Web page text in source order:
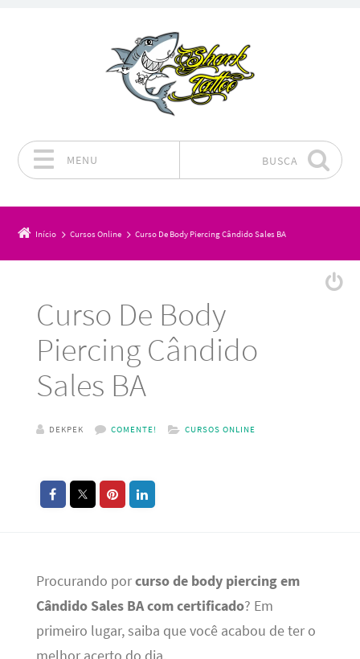
MENU BUSCA
Início Cursos Online Curso De Body Piercing Cândido Sales BA
Curso De Body
Piercing Cândido
Sales BA
DEKPEK COMENTE! CURSOS ONLINE
Procurando porcurso de body piercing em
Cândido Sales BA com certificado? Em
primeiro lugar, saiba que você acabou de ter o